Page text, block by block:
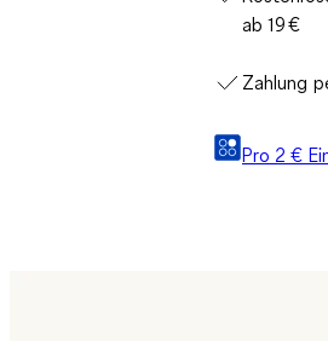
ab 19 €
Zahlung
Pro 2 €